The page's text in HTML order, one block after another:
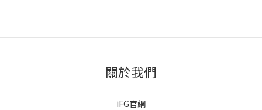
關於我們
iFG官網